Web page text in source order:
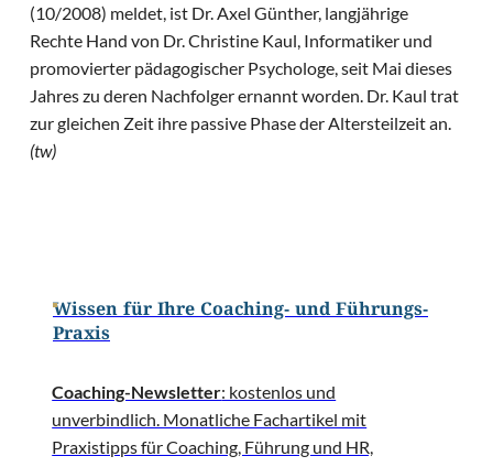
(10/2008) meldet, ist Dr. Axel Günther, langjährige
Rechte Hand von Dr. Christine Kaul, Informatiker und
promovierter pädagogischer Psychologe, seit Mai dieses
Jahres zu deren Nachfolger ernannt worden. Dr. Kaul trat
zur gleichen Zeit ihre passive Phase der Altersteilzeit an.
(tw)
Wissen für Ihre Coaching- und Führungs-
Praxis
Coaching-Newsletter: kostenlos und
unverbindlich. Monatliche Fachartikel mit
Praxistipps für Coaching, Führung und HR,